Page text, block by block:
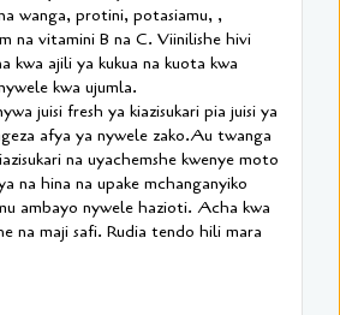
wanga, protini, potasiamu, ,
na vitamini B na C. Viinilishe hivi
kwa ajili ya kukua na kuota kwa
kwa ujumla.
juisi fresh ya kiazisukari pia juisi ya
afya ya nywele zako.Au twanga
na uyachemshe kwenye moto
na hina na upake mchanganyiko
ambayo nywele hazioti. Acha kwa
na maji safi. Rudia tendo hili mara